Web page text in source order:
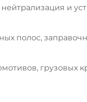
нейтрализация и
полос,
грузовых